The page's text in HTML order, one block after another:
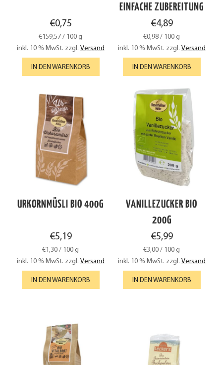
€0,75
€159,57 / 100 g
inkl. 10 % MwSt. zzgl. Versand
IN DEN WARENKORB
EINFACHE ZUBEREITUNG
€4,89
€0,98 / 100 g
inkl. 10 % MwSt. zzgl. Versand
IN DEN WARENKORB
URKORNMÜSLI BIO 400G
€5,19
€1,30 / 100 g
inkl. 10 % MwSt. zzgl. Versand
IN DEN WARENKORB
VANILLEZUCKER BIO
200G
€5,99
€3,00 / 100 g
inkl. 10 % MwSt. zzgl. Versand
IN DEN WARENKORB